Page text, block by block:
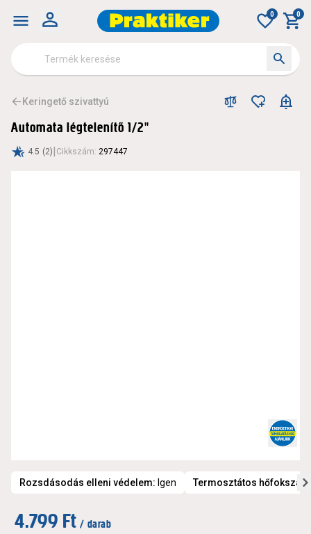
0 0
Keringető szivattyú
Automata légtelenítő 1/2"
4.5 (2)| Cikkszám: 297447
Rozsdásodás elleni védelem: Igen Termosztátos
4.799 Ft / darab